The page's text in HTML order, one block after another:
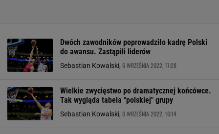
Dwóch zawodników poprowadziło kadrę Polski
do awansu. Zastąpili liderów
Sebastian Kowalski, 6 WRZEŚNIA 2022, 17:28
Wielkie zwycięstwo po dramatycznej końcówce.
Tak wygląda tabela "polskiej" grupy
Sebastian Kowalski, 6 WRZEŚNIA 2022, 16:14